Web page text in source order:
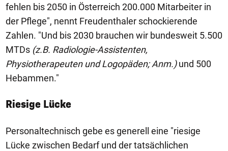
fehlen bis 2050 in Österreich 200.000 Mitarbeiter in
der Pflege", nennt Freudenthaler schockierende
Zahlen. "Und bis 2030 brauchen wir bundesweit 5.500
MTDs (z.B. Radiologie-Assistenten,
Physiotherapeuten und Logopäden; Anm.)und 500
Hebammen."
Riesige Lücke
Personaltechnisch gebe es generell eine "riesige
Lücke zwischen Bedarf und der tatsächlichen